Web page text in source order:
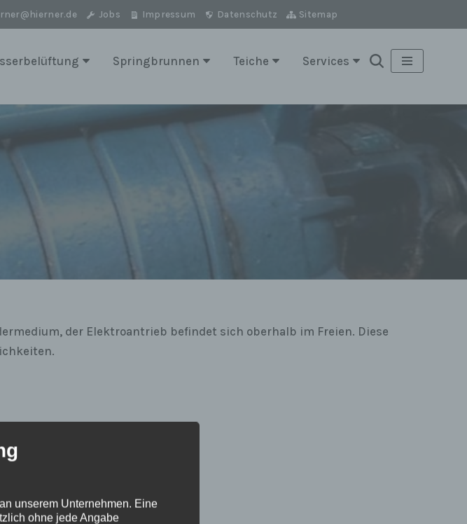
Jobs Impressum Datenschutz Sitemap
Springbrunnen Teiche Services
der Elektroantrieb befindet sich oberhalb im Freien. Diese
unserem Unternehmen. Eine
ohne jede Angabe